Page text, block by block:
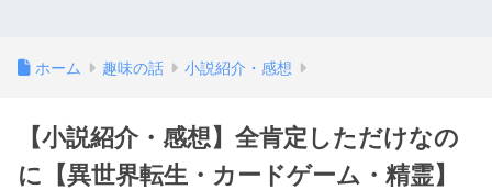
ホーム 趣味の話 小説紹介・感想
【小説紹介・感想】全肯定しただけなの
に【異世界転生・カードゲーム・精霊】